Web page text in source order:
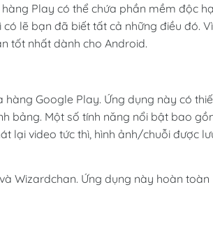
Play có thể chứa phần mềm độc
lẽ bạn đã biết tất cả những điều đó. Vì
tốt nhất dành cho Android.
Google Play. Ứng dụng này có
bảng. Một số tính năng nổi bật bao
lại video tức thì, hình ảnh/chuỗi được
Wizardchan. Ứng dụng này hoàn toàn